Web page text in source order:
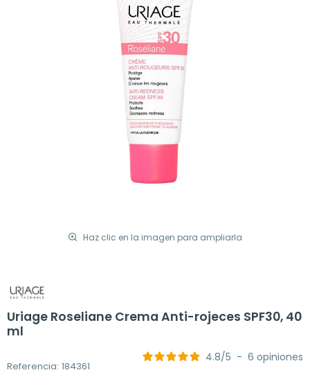
Haz clic en la imagen para ampliarla
Uriage Roseliane Crema Anti-rojeces SPF30, 40
ml
Referencia: 184361
4.8/5 - 6 opiniones